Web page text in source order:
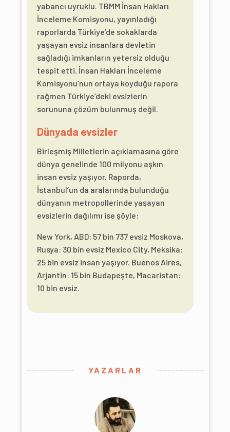
yabancı uyruklu. TBMM İnsan Hakları
İnceleme Komisyonu, yayınladığı
raporlarda Türkiye’de sokaklarda
yaşayan evsiz insanlara devletin
sağladığı imkanların yetersiz olduğu
tespit etti. İnsan Hakları İnceleme
Komisyonu’nun ortaya koyduğu rapora
rağmen Türkiye’deki evsizlerin
sorununa çözüm bulunmuş değil.
Dünyada evsizler
Birleşmiş Milletlerin açıklamasına göre
dünya genelinde 100 milyonu aşkın
insan evsiz yaşıyor. Raporda,
İstanbul’un da aralarında bulunduğu
dünyanın metropollerinde yaşayan
evsizlerin dağılımı ise şöyle:
New York, ABD: 57 bin 737 evsiz Moskova,
Rusya: 30 bin evsiz Mexico City, Meksika:
25 bin evsiz insan yaşıyor. Buenos Aires,
Arjantin: 15 bin Budapeşte, Macaristan:
10 bin evsiz.
YAZARLAR